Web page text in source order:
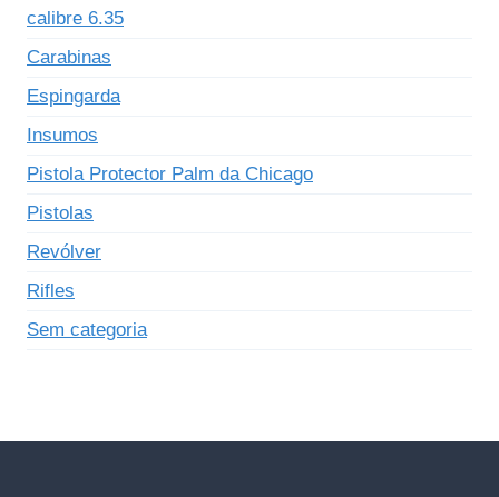
calibre 6.35
Carabinas
Espingarda
Insumos
Pistola Protector Palm da Chicago
Pistolas
Revólver
Rifles
Sem categoria